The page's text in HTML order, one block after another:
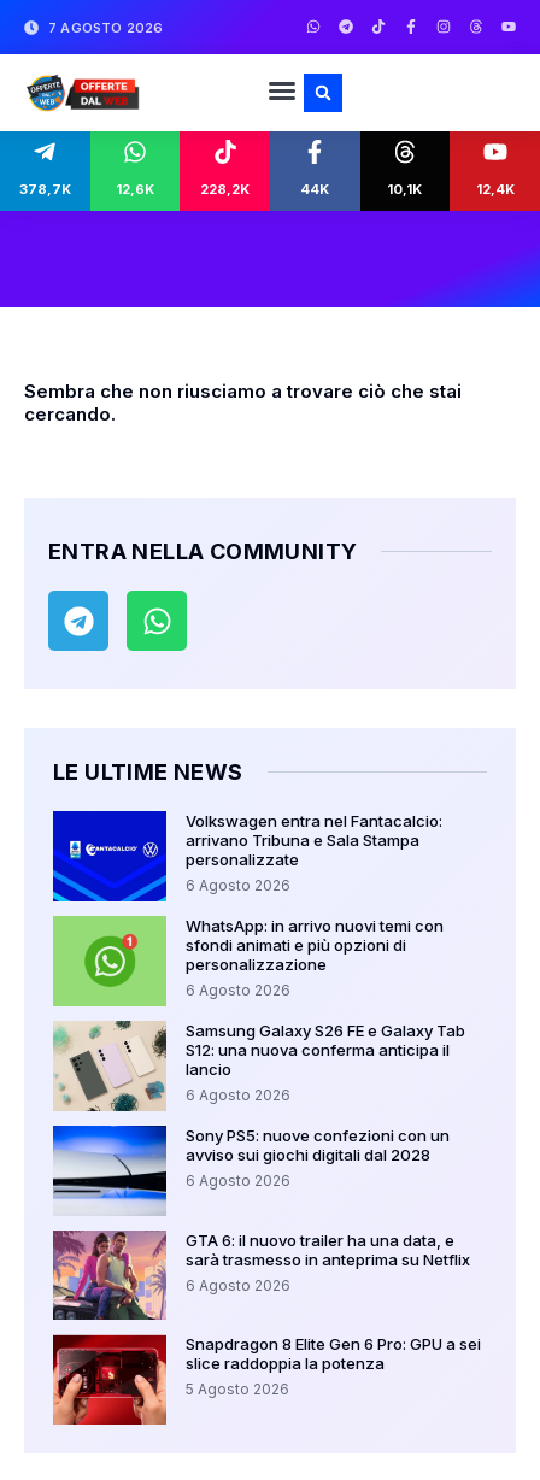
7 AGOSTO 2026
378,7K 12,6K 228,2K 44K 10,1K 12,4K
Sembra che non riusciamo a trovare ciò che stai
cercando.
ENTRA NELLA COMMUNITY
LE ULTIME NEWS
Volkswagen entra nel Fantacalcio:
arrivano Tribuna e Sala Stampa
personalizzate
6 Agosto 2026
WhatsApp: in arrivo nuovi temi con
sfondi animati e più opzioni di
personalizzazione
6 Agosto 2026
Samsung Galaxy S26 FE e Galaxy Tab
S12: una nuova conferma anticipa il
lancio
6 Agosto 2026
Sony PS5: nuove confezioni con un
avviso sui giochi digitali dal 2028
6 Agosto 2026
GTA 6: il nuovo trailer ha una data, e
sarà trasmesso in anteprima su Netflix
6 Agosto 2026
Snapdragon 8 Elite Gen 6 Pro: GPU a sei
slice raddoppia la potenza
5 Agosto 2026